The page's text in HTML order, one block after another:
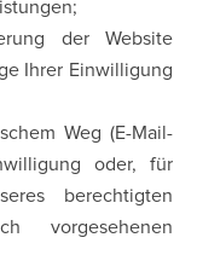
der Website
Ihrer Einwilligung
Weg (E-Mail-
oder, für
berechtigten
vorgesehenen